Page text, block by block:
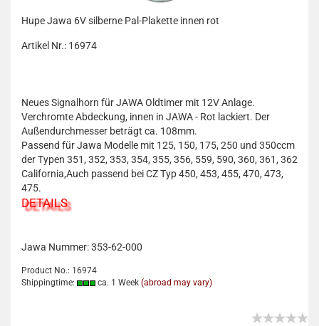
Hupe Jawa 6V silberne Pal-Plakette innen rot
Artikel Nr.: 16974
Neues Signalhorn für JAWA Oldtimer mit 12V Anlage.
Verchromte Abdeckung, innen in JAWA - Rot lackiert. Der
Außendurchmesser beträgt ca. 108mm.
Passend für Jawa Modelle mit 125, 150, 175, 250 und 350ccm
der Typen 351, 352, 353, 354, 355, 356, 559, 590, 360, 361, 362
California,Auch passend bei CZ Typ 450, 453, 455, 470, 473,
475.
DETAILS
Jawa Nummer: 353-62-000
Product No.: 16974
Shippingtime:
ca. 1 Week (abroad may vary)